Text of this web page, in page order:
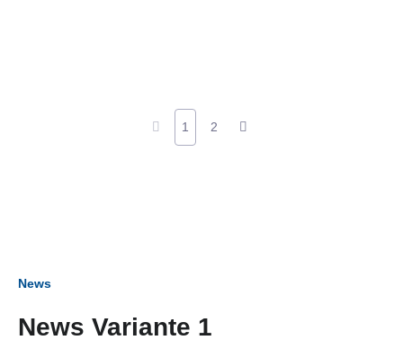
1 2
News
News Variante 1